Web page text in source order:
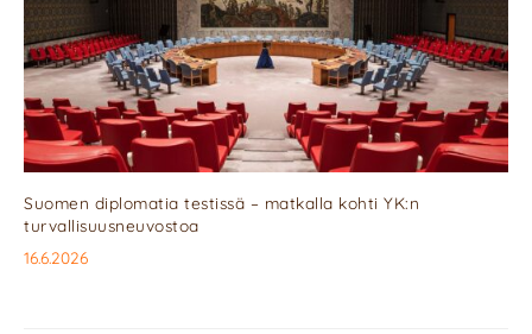
Suomen diplomatia testissä – matkalla kohti YK:n
turvallisuusneuvostoa
16.6.2026